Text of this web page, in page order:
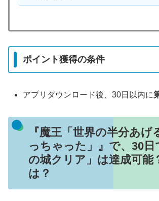
ポイント獲得の条件
アプリダウンロード後、30日以内に
『魔王「世界の半分あげ
っちゃった」』で、30日
の城クリア」は達成可
は？